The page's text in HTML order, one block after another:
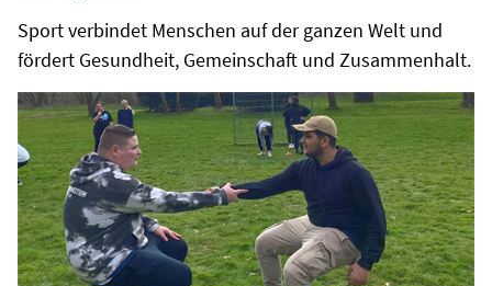
Sport verbindet Menschen auf der ganzen Welt und
fördert Gesundheit, Gemeinschaft und Zusammenhalt.